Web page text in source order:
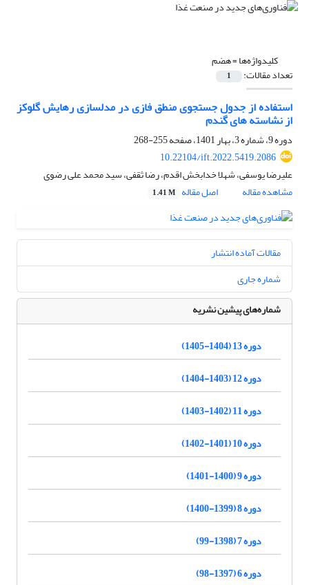
کلیدواژه‌ها =هضم
تعداد مقالات: 1
استفاده از جدول جستجوی منطق فازی در مدلسازی رهایش گلوکز
از نشاسته های گندم
دوره 9، شماره 3، بهار 1401، صفحه
255-268
10.22104/ift.2022.5419.2086
علیرضا یوسفی، شهلا خدابخش اقدم، رضا ثقفی، سید محمد علی رضوی
مشاهده مقاله
اصل مقاله 1.41 M
مقالات آماده انتشار
شماره جاری
شماره‌های پیشین نشریه
دوره 13 (1404-1405)
دوره 12 (1403-1404)
دوره 11 (1402-1403)
دوره 10 (1401-1402)
دوره 9 (1400-1401)
دوره 8 (1399-1400)
دوره 7 (1398-99)
دوره 6 (1397-98)